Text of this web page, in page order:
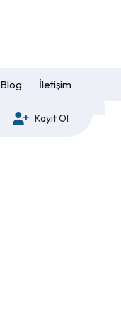
Blog İletişim
Kayıt Ol